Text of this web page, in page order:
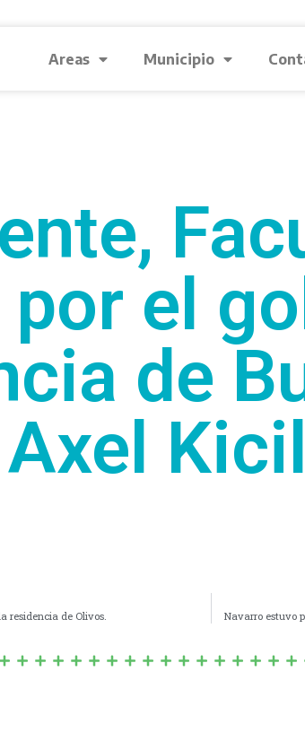
Areas Municipio
el
de
Axel
residencia de Olivos. Navarro estuvo